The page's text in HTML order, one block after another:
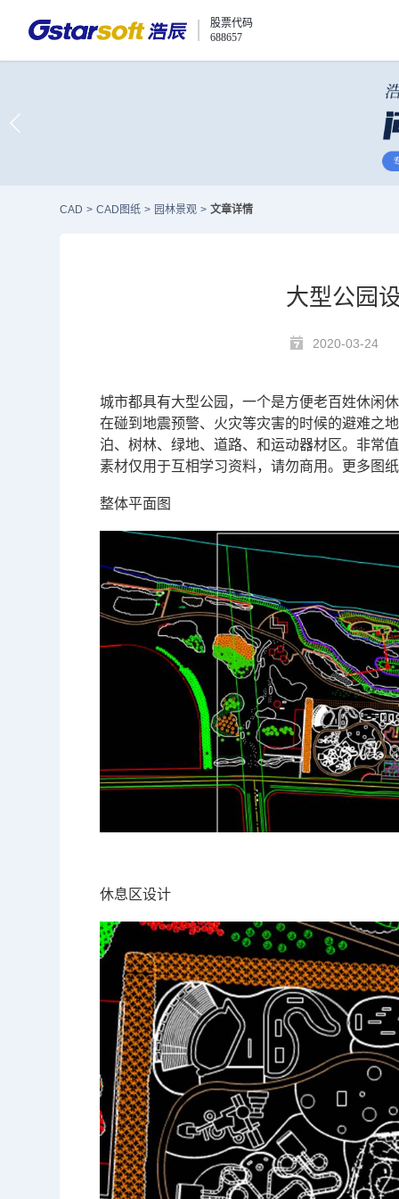
股票代码
688657
CAD > CAD图纸 > 园林景观 > 文章详情
大型公园
2020-03-24
城市都具有大型公园，一个是方便老百姓休闲
在碰到地震预警、火灾等灾害的时候的避难之
泊、树林、绿地、道路、和运动器材区。非常
素材仅用于互相学习资料，请勿商用。更多图
整体平面图
休息区设计